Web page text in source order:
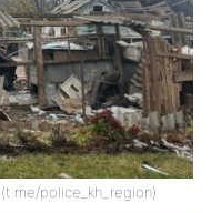
police_kh_region)